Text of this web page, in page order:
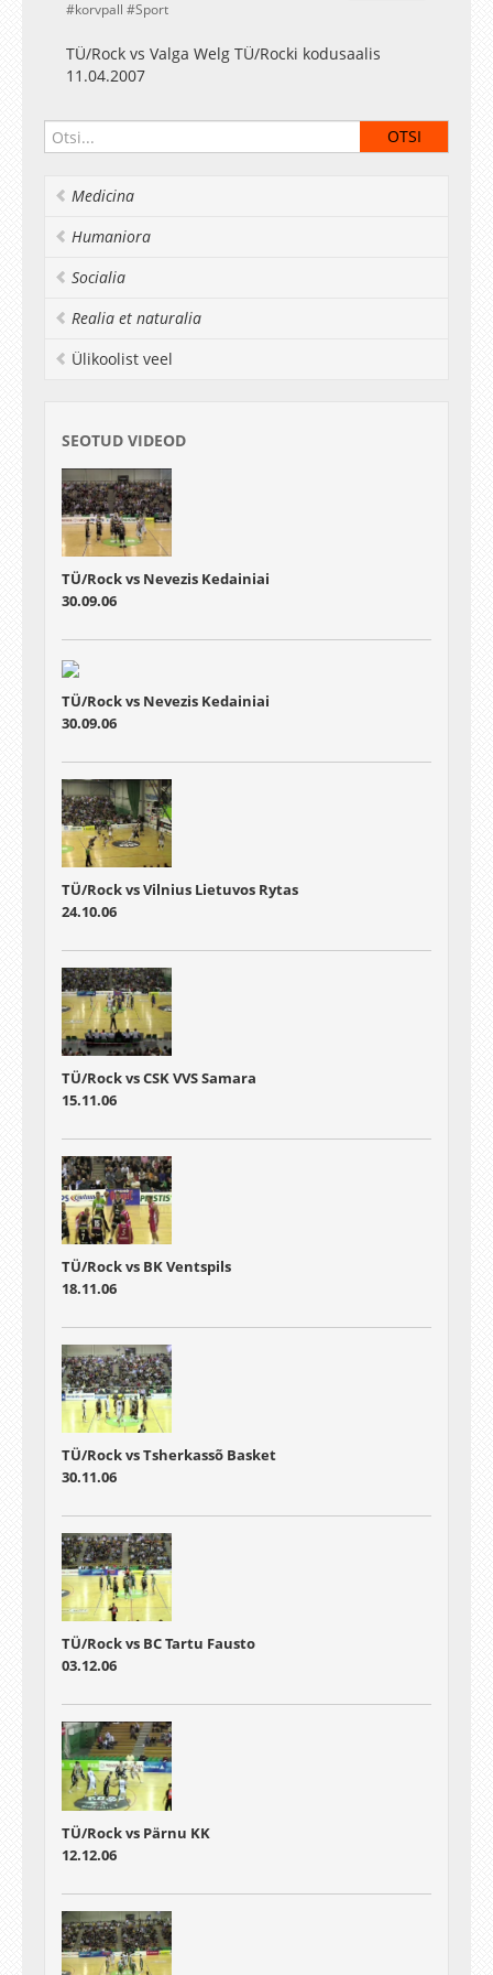
korvpall
Sport
TÜ/Rock vs Valga Welg TÜ/Rocki kodusaalis
11.04.2007
Medicina
Humaniora
Socialia
Realia et naturalia
Ülikoolist veel
SEOTUD VIDEOD
TÜ/Rock vs Nevezis Kedainiai
30.09.06
TÜ/Rock vs Nevezis Kedainiai
30.09.06
TÜ/Rock vs Vilnius Lietuvos Rytas
24.10.06
TÜ/Rock vs CSK VVS Samara
15.11.06
TÜ/Rock vs BK Ventspils
18.11.06
TÜ/Rock vs Tsherkassõ Basket
30.11.06
TÜ/Rock vs BC Tartu Fausto
03.12.06
TÜ/Rock vs Pärnu KK
12.12.06